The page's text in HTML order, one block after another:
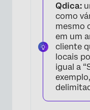
Qdica:
como
mesmo
em um
cliente
locais
igual a